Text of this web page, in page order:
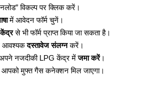
विकल्प पर क्लिक करें।
में आवेदन फॉर्म चुनें।
से भी फॉर्म प्राप्त किया जा सकता है।
दस्तावेज संलग्नकरें।
अपने नजदीकी LPG केंद्र मेंजमा करें।
मुफ्त गैस कनेक्शन मिल जाएगा।